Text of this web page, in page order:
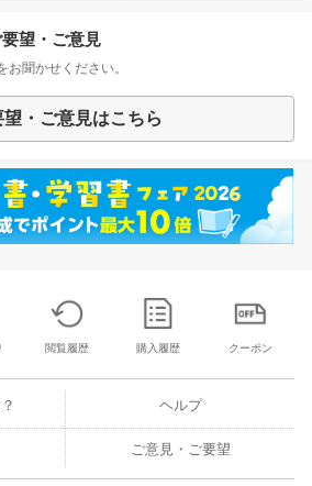
望・ご意見
聞かせください。
望・ご意見はこちら
閲覧履歴 購入履歴 クーポン
ヘルプ
ご意見・ご要望